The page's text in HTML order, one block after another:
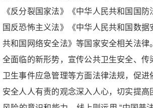
《反分裂国家法》《中华人民共和国国
国反恐怖主义法》《中华人民共和国数据
共和国网络安全法》等国家安全相关法律
全面临的新形势，宣传公共卫生安全、传
卫生事件应急管理等方面法律法规，促进
安全人人有责的观念深入人心，切实提高